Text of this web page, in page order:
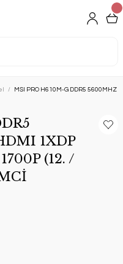
MSI PRO H610M-G DDR5 5600MHZ
1XDP
(12. /